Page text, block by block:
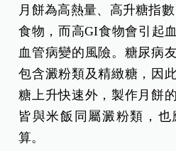
月餅為高熱量、高升糖指數
食物，而高GI食物會引起
血管病變的風險。糖尿病
包含澱粉類及精緻糖，因
糖上升快速外，製作月餅
皆與米飯同屬澱粉類，
算。